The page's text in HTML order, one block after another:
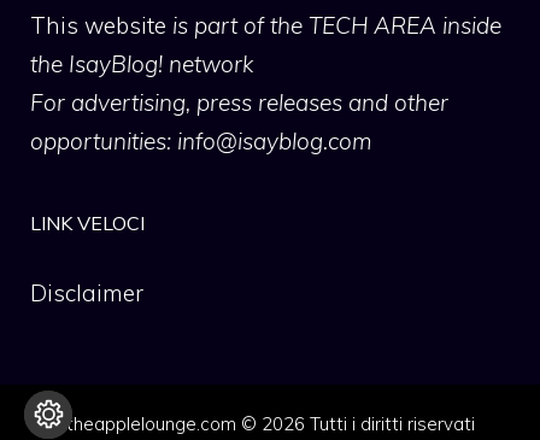
This website is part of the TECH AREA inside
the IsayBlog! network
For advertising, press releases and other
opportunities: info@isayblog.com
LINK VELOCI
Disclaimer
theapplelounge.com © 2026 Tutti i diritti riservati